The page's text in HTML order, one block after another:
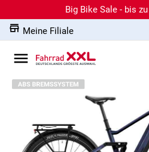
Big Bike Sale - bis
Meine Filiale